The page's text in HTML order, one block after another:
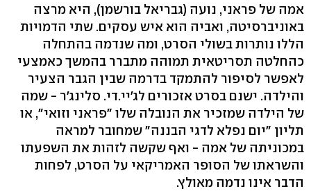
אמה של פראני, נועה (גבריאל בורשמן), היא מרצה
באוניברסיטה, ואביה הוא איש עסקים. שתי הדמויות
הללו נותרות בשולי הסרט, ומה שנדמה בהתחלה
כהחלטה תסריטאית תמוהה מתברר בהמשך כאמצעי
לאפשר לסיפור להתמקד בדרמה שבין הגבר הצעיר
והילדה. ישנם בסרט אזכורים לג'יי.די. סלינג'ר - שמה
של הילדה שמזכיר את הנובלה שלו "פראני וזואי", או
תליון "יום נפלא לדגי הבננה" שמחובר למראה
במכוניתה של אמה - ואף שקשה לזהות את השפעתו
והשראתו של הסופר האמריקאי על הסרט, לפחות
הדבר אינו נדמה מאולץ.